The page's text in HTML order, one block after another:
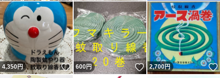
4,350円 いいね！
600円 いいね！
2,700円